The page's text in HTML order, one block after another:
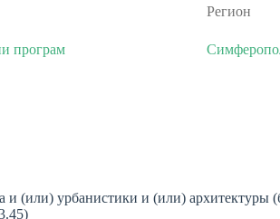
програм
Регион
(или) урбанистики и (или) архитектуры